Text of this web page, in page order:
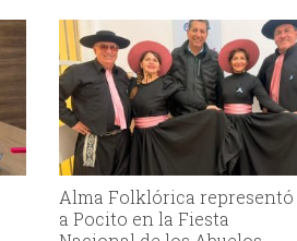
Alma Folklórica representó
a Pocito en la Fiesta